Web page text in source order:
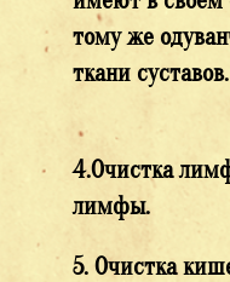
тому же
ткани
4.Очистка
5. Очистка